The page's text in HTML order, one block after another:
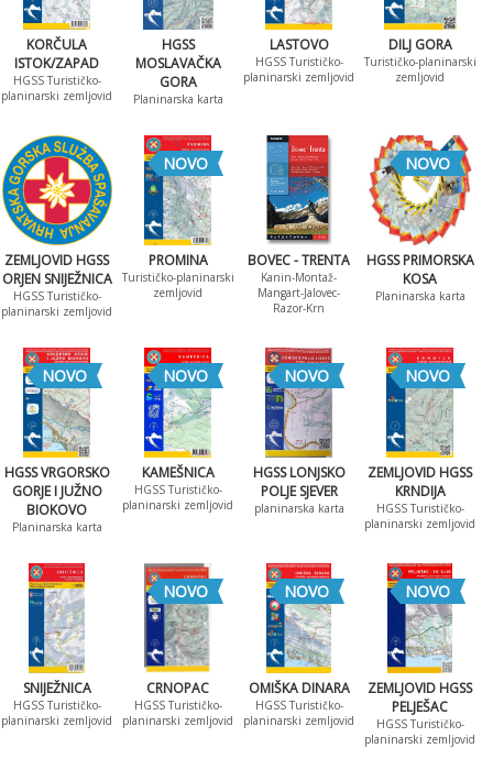
KORČULA
ISTOK/ZAPAD
HGSS Turističko-
planinarski zemljovid
HGSS
MOSLAVAČKA
GORA
Planinarska karta
LASTOVO
HGSS Turističko-
planinarski zemljovid
DILJ GORA
Turističko-planinarski
zemljovid
ZEMLJOVID HGSS
ORJEN SNIJEŽNICA
HGSS Turističko-
planinarski zemljovid
NOVO
PROMINA
Turističko-planinarski
zemljovid
BOVEC - TRENTA
Kanin-Montaž-
Mangart-Jalovec-
Razor-Krn
NOVO
HGSS PRIMORSKA
KOSA
Planinarska karta
NOVO
HGSS VRGORSKO
GORJE I JUŽNO
BIOKOVO
Planinarska karta
NOVO
KAMEŠNICA
HGSS Turističko-
planinarski zemljovid
NOVO
HGSS LONJSKO
POLJE SJEVER
planinarska karta
NOVO
ZEMLJOVID HGSS
KRNDIJA
HGSS Turističko-
planinarski zemljovid
SNIJEŽNICA
HGSS Turističko-
planinarski zemljovid
NOVO
CRNOPAC
HGSS Turističko-
planinarski zemljovid
NOVO
OMIŠKA DINARA
HGSS Turističko-
planinarski zemljovid
NOVO
ZEMLJOVID HGSS
PELJEŠAC
HGSS Turističko-
planinarski zemljovid